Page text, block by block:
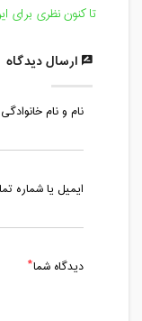
تا کنون نظری برای
ارسال دیدگاه
نام و نام خانوادگی
ایمیل یا شماره
دیدگاه شما